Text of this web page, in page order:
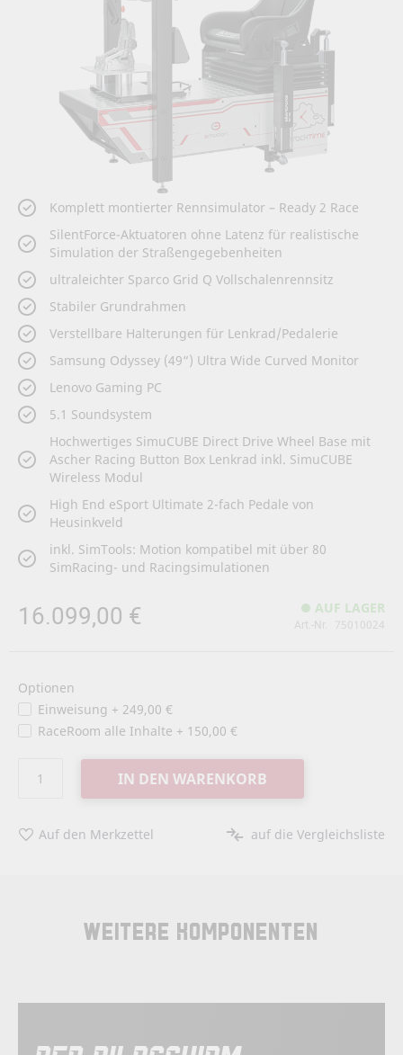
Komplett montierter Rennsimulator – Ready 2 Race
SilentForce-Aktuatoren ohne Latenz für realistische
Simulation der Straßengegebenheiten
ultraleichter Sparco Grid Q Vollschalenrennsitz
Stabiler Grundrahmen
Verstellbare Halterungen für Lenkrad/Pedalerie
Samsung Odyssey (49“) Ultra Wide Curved Monitor
Lenovo Gaming PC
5.1 Soundsystem
Hochwertiges SimuCUBE Direct Drive Wheel Base mit
Ascher Racing Button Box Lenkrad inkl. SimuCUBE
Wireless Modul
High End eSport Ultimate 2-fach Pedale von
Heusinkveld
inkl. SimTools: Motion kompatibel mit über 80
SimRacing- und Racingsimulationen
16.099,00 € AUF LAGER
Art.-Nr. 75010024
Optionen
Einweisung + 249,00 €
RaceRoom alle Inhalte + 150,00 €
IN DEN WARENKORB
Auf den Merkzettel auf die Vergleichsliste
Zum
der
Bildergalerie
springen
Weitere Komponenten